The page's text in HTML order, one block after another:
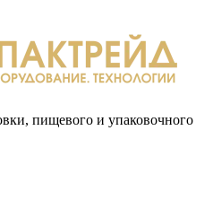
пищевого и упаковочного